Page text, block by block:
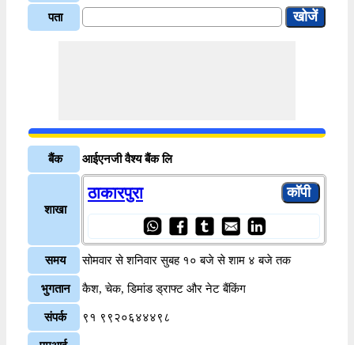
पता
बैंक आईएनजी वैश्य बैंक लि
शाखा
ठाकारपुरा
समय सोमवार से शनिवार सुबह १० बजे से शाम ४ बजे तक
भुगतान कैश, चेक, डिमांड ड्राफ्ट और नेट बैंकिंग
संपर्क ९१ ९९२०६४४४९८